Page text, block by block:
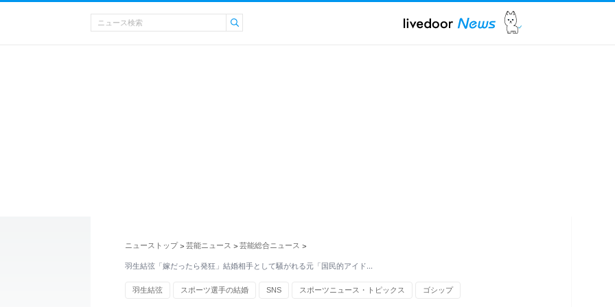
ニューストップ > 芸能ニュース > 芸能総合ニュース >
羽生結弦「嫁だったら発狂」結婚相手として騒がれる元「国民的アイド…
羽生結弦 スポーツ選手の結婚 SNS スポーツニュース・トピックス ゴシップ